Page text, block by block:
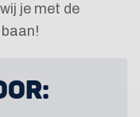
je met de